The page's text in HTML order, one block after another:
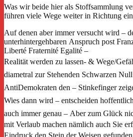
Was wir beide hier als Stoffsammlung
führen viele Wege weiter in Richtung
Auf denen aber immer versucht wird –
unterhintergehbaren Anspruch post
Liberté Fraternité Egalité –
Realität werden zu lassen- & Wege/
diametral zur Stehenden Schwarzen
AntiDemokraten den – Stinkefinger
Wies dann wird – entscheiden
auch immer genau – Aber zum Glück
mit Verlaub machen nämlich auch Sie
Eindruck den Stein der Weisen